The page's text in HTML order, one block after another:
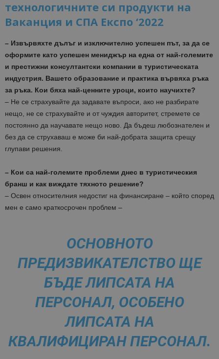
технологичните си продукти на
Ваканция и СПА Eкспо ‘2022
– Извървяхте дълъг и изключително успешен път, за да се
оформите като успешен мениджър на една от най-големите
и престижни консултантски компании в туристическата
индустрия. Вашето образование и практика вървяха ръка
за ръка. Кои бяха най-ценните уроци, които научихте?
– Не се страхувайте да задавате въпроси, ако не разбирате
нещо, не се страхувайте и от чуждия авторитет, стремете се
постоянно да научавате нещо ново. Да бъдеш любознателен и
без да се струхаваш е може би най-добрата защита срещу
глупави решения.
– Кои са най-големите проблеми днес в туристическия
бранш и как виждате тяхното решение?
– Освен относителния недостиг на финансиране – който според
мен е само краткосрочен проблем –
ОСНОВНОТО
ПРЕДИЗВИКАТЕЛСТВО ЩЕ
БЪДЕ ЛИПСАТА НА
ПЕРСОНАЛ, ОСОБЕНО
ЛИПСАТА НА
КВАЛИФИЦИРАН ПЕРСОНАЛ.